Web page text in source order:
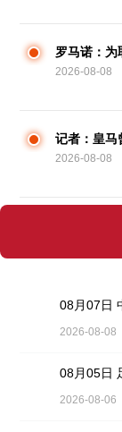
罗马诺：为
2026-08-08
记者：皇马
同等条件
2026-08-08
2026-08-08
08月05日
2026-08-06